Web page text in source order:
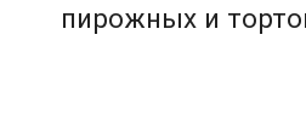
пирожных и